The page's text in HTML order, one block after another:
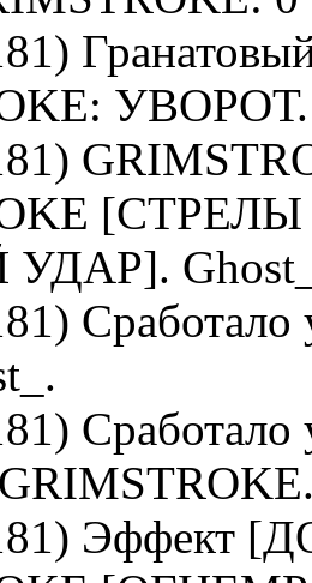
: УВОРОТ.
[СТРЕЛЫ
УДАР].
Сработало
.
Сработало
GRIMSTROKE
Эффект